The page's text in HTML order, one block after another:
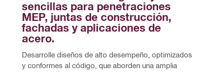
sencillas para penetraciones
MEP, juntas de construcción,
fachadas y aplicaciones de
acero.
Desarrolle diseños de alto desempeño, optimizados
y conformes al código, que aborden una amplia